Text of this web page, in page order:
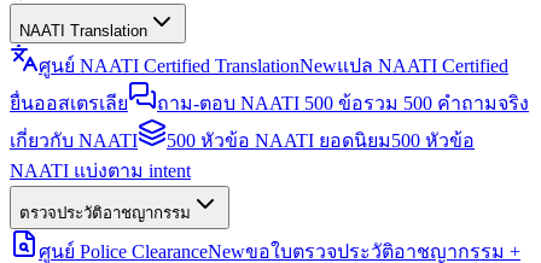
NAATI Translation
ศูนย์ NAATI Certified TranslationNewแปล NAATI Certified
ยื่นออสเตรเลีย
ถาม-ตอบ NAATI 500 ข้อรวม 500 คำถามจริง
เกี่ยวกับ NAATI
500 หัวข้อ NAATI ยอดนิยม500 หัวข้อ
NAATI แบ่งตาม intent
ตรวจประวัติอาชญากรรม
ศูนย์ Police ClearanceNewขอใบตรวจประวัติอาชญากรรม +